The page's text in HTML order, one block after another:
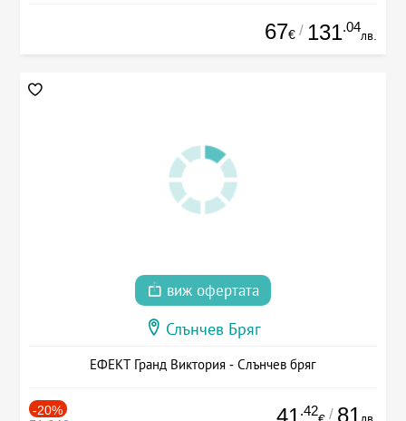
67€ / 131.04
лв.
виж офертата
Слънчев Бряг
ЕФЕКТ Гранд Виктория - Слънчев бряг
-20% 41 .42 / 81